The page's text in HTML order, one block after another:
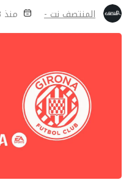
المنتصف نت - منذ 3 أشهر